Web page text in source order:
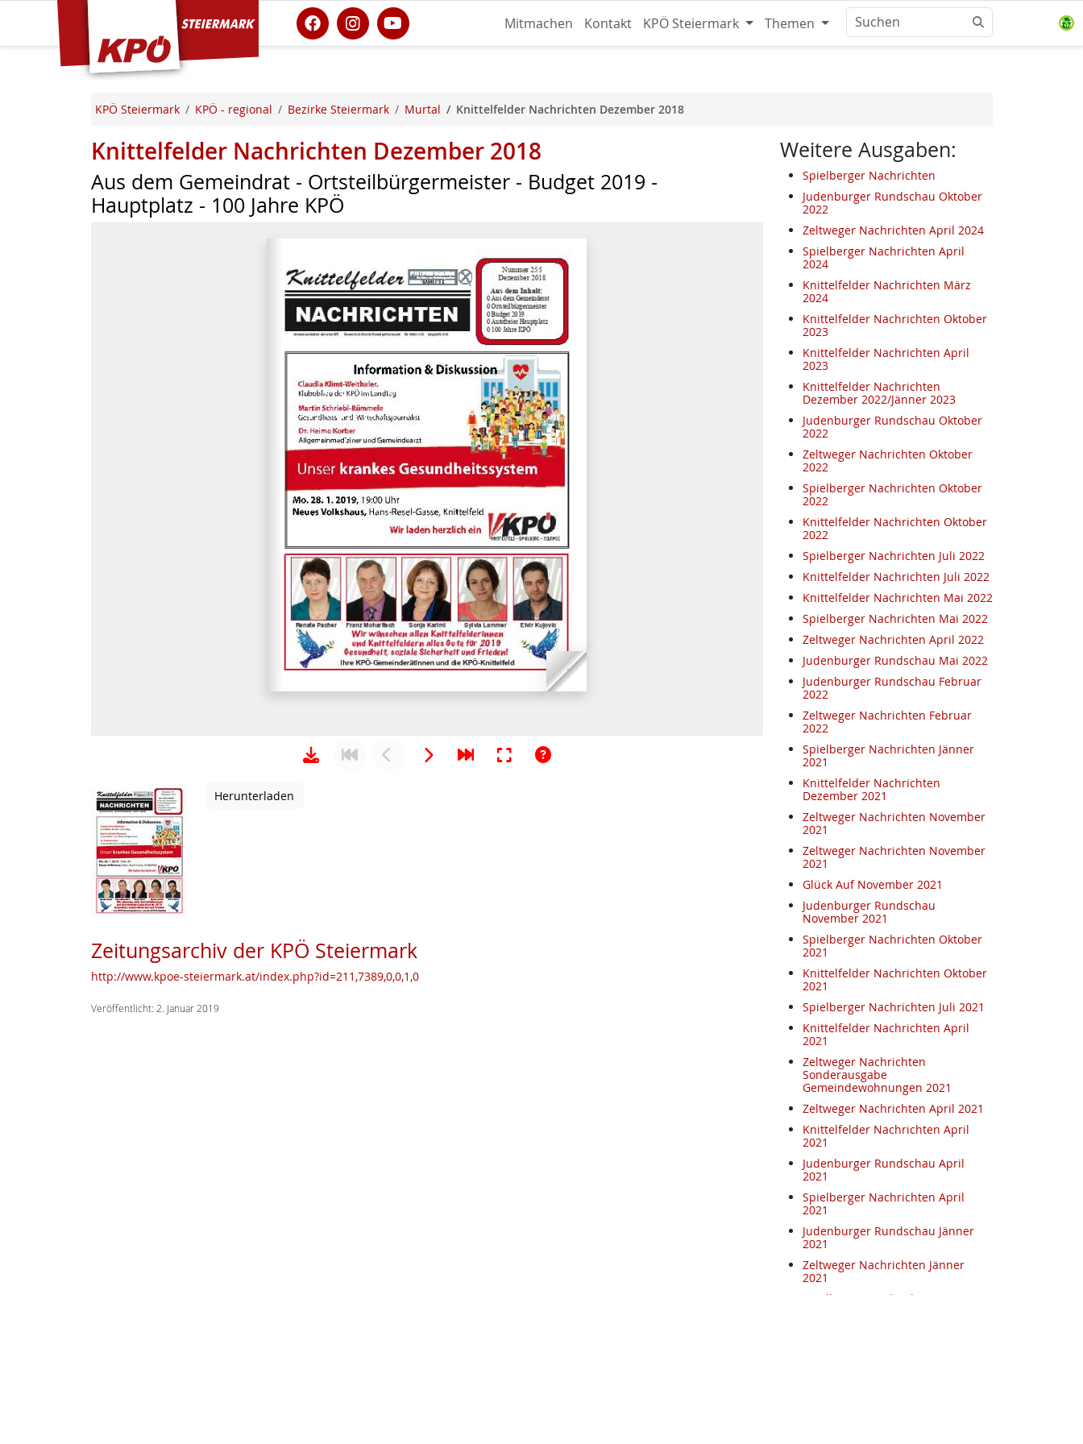
KPÖ Steiermark Mitmachen Kontakt KPÖ Steiermark Themen
KPÖ Steiermark KPÖ - regional Bezirke Steiermark Murtal Knittelfelder Nachrichten Dezember 2018
Knittelfelder Nachrichten Dezember 2018
Aus dem Gemeindrat - Ortsteilbürgermeister - Budget 2019 -
Hauptplatz - 100 Jahre KPÖ
Herunterladen
Zeitungsarchiv der KPÖ Steiermark
http://www.kpoe-steiermark.at/index.php?id=211,7389,0,0,1,0
Veröffentlicht: 2. Januar 2019
Weitere Ausgaben:
Spielberger Nachrichten
Judenburger Rundschau Oktober
2022
Zeltweger Nachrichten April 2024
Spielberger Nachrichten April
2024
Knittelfelder Nachrichten März
2024
Knittelfelder Nachrichten Oktober
2023
Knittelfelder Nachrichten April
2023
Knittelfelder Nachrichten
Dezember 2022/Jänner 2023
Judenburger Rundschau Oktober
2022
Zeltweger Nachrichten Oktober
2022
Spielberger Nachrichten Oktober
2022
Knittelfelder Nachrichten Oktober
2022
Spielberger Nachrichten Juli 2022
Knittelfelder Nachrichten Juli 2022
Knittelfelder Nachrichten Mai 2022
Spielberger Nachrichten Mai 2022
Zeltweger Nachrichten April 2022
Judenburger Rundschau Mai 2022
Judenburger Rundschau Februar
2022
Zeltweger Nachrichten Februar
2022
Spielberger Nachrichten Jänner
2021
Knittelfelder Nachrichten
Dezember 2021
Zeltweger Nachrichten November
2021
Zeltweger Nachrichten November
2021
Glück Auf November 2021
Judenburger Rundschau
November 2021
Spielberger Nachrichten Oktober
2021
Knittelfelder Nachrichten Oktober
2021
Spielberger Nachrichten Juli 2021
Knittelfelder Nachrichten April
2021
Zeltweger Nachrichten
Sonderausgabe
Gemeindewohnungen 2021
Zeltweger Nachrichten April 2021
Knittelfelder Nachrichten April
2021
Judenburger Rundschau April
2021
Spielberger Nachrichten April
2021
Judenburger Rundschau Jänner
2021
Zeltweger Nachrichten Jänner
2021
Spielberger Nachrichten Jänner